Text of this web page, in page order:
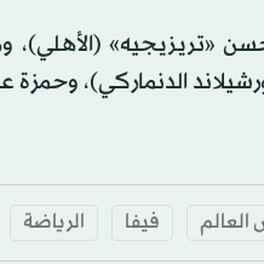
(الأهلي)،
الدنماركي)، وحمزة
فيفا الرياضة